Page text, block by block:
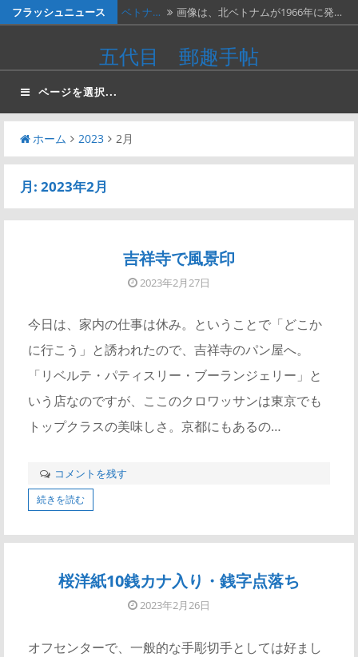
へ
キ
プ
フラッシュニュース ベトナ… 画像は、北ベトナムが1966年に発…
画像は、1990年代初頭に作ったリ…
ネパー… 画像は1967年に撮影された、ネパ…
画…
かつお…
…
五代目 郵趣手帖
ページを選択...
ホーム 2023 2月
月: 2023年2月
吉祥寺で風景印
2023年2月27日
今日は、家内の仕事は休み。ということで「どこか
に行こう」と誘われたので、吉祥寺のパン屋へ。
「リベルテ・パティスリー・ブーランジェリー」と
いう店なのですが、ここのクロワッサンは東京でも
トップクラスの美味しさ。京都にもあるの…
コメントを残す
続きを読む
桜洋紙10銭カナ入り・銭字点落ち
2023年2月26日
オフセンターで、一般的な手彫切手としては好まし